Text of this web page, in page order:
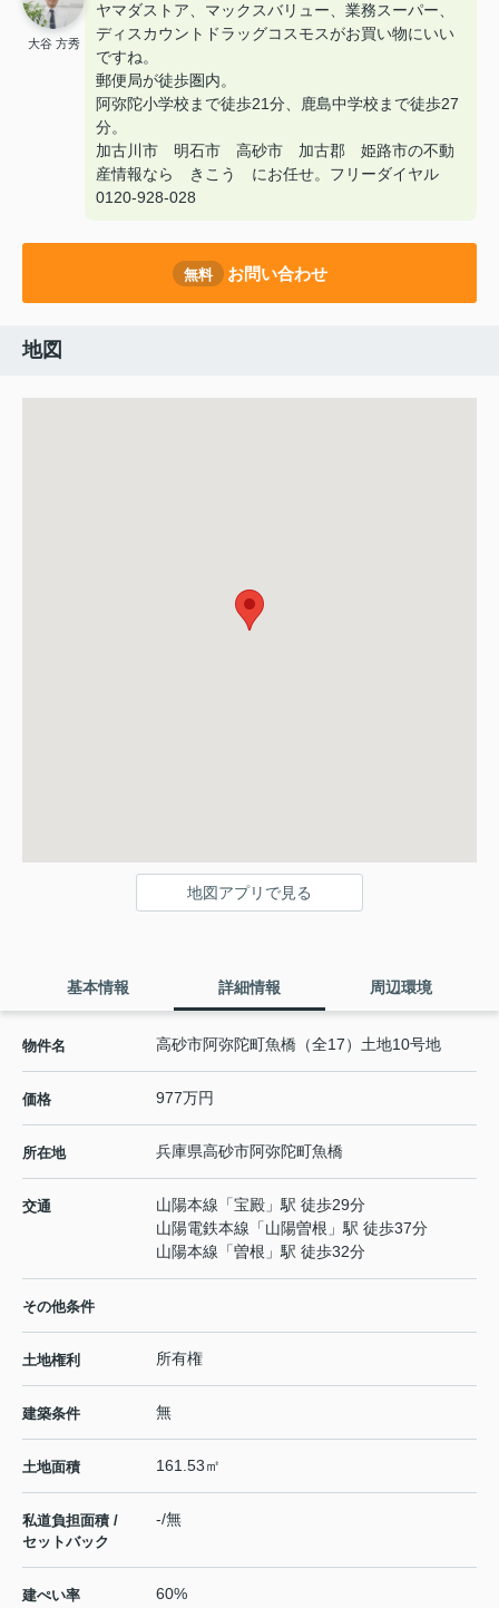
大谷 方秀
ヤマダストア、マックスバリュー、業務スーパー、
ディスカウントドラッグコスモスがお買い物にいい
ですね。
郵便局が徒歩圏内。
阿弥陀小学校まで徒歩21分、鹿島中学校まで徒歩27
分。
加古川市 明石市 高砂市 加古郡 姫路市の不動
産情報なら きこう にお任せ。フリーダイヤル
0120-928-028
無料 お問い合わせ
地図
地図アプリで見る
基本情報 詳細情報 周辺環境
物件名 高砂市阿弥陀町魚橋（全17）土地10号地
価格 977万円
所在地 兵庫県高砂市阿弥陀町魚橋
交通 山陽本線 「宝殿 」駅 徒歩29分
山陽電鉄本線 「山陽曽根 」駅 徒歩37分
山陽本線 「曽根 」駅 徒歩32分
その他条件
土地権利 所有権
建築条件 無
土地面積 161.53㎡
私道負担面積 /
セットバック
-/無
建ぺい率 60%